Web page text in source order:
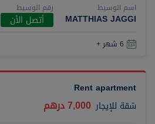
اسم الوسيط
MATTHIAS JAGGI
رقم الوسيط
أتصل الأن
6 شهر +
Rent apartment
شقة للإيجار 7,000 درهم